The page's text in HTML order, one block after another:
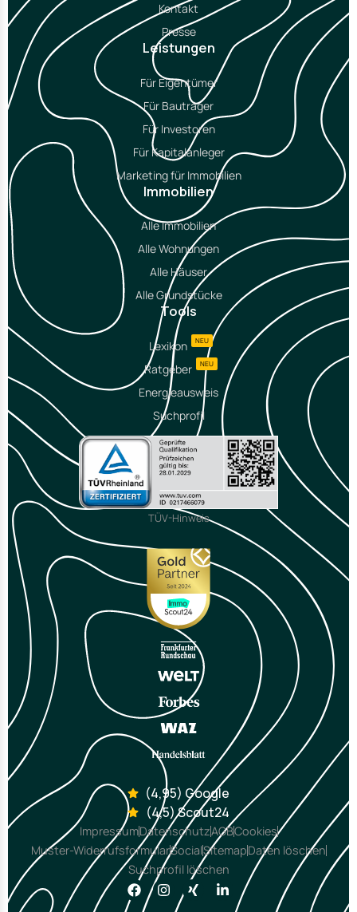
Kontakt
Presse
Leistungen
Für Eigentümer
Für Bauträger
Für Investoren
Für Kapitalanleger
Marketing für Immobilien
Immobilien
Alle Immobilien
Alle Wohnungen
Alle Häuser
Alle Grundstücke
Tools
Lexikon NEU
Ratgeber NEU
Energieausweis
Suchprofil
TÜV-Hinweis
(4,95) Google
(4,5) Scout24
ImpressumDatenschutzAGBCookies
Muster-WiderrufsformularSocialSitemapDaten löschen
Suchprofil löschen